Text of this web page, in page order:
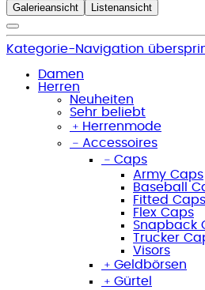
Galerieansicht Listenansicht
Kategorie-Navigation
Damen
Herren
Neuheiten
Sehr beliebt
﹢ Herrenmode
﹣ Accessoires
﹣ Caps
Army Caps
Baseball
Fitted Caps
Flex Caps
Snapback
Trucker
Visors
﹢ Geldbörsen
﹢ Gürtel